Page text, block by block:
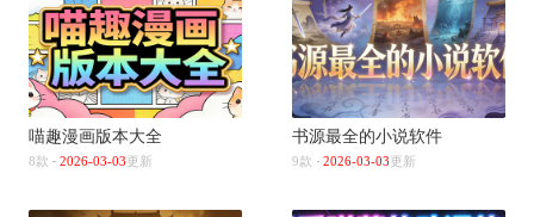
喵趣漫画版本大全
8款 2026-03-03 更新
书源最全的小说软件
9款 2026-03-03 更新